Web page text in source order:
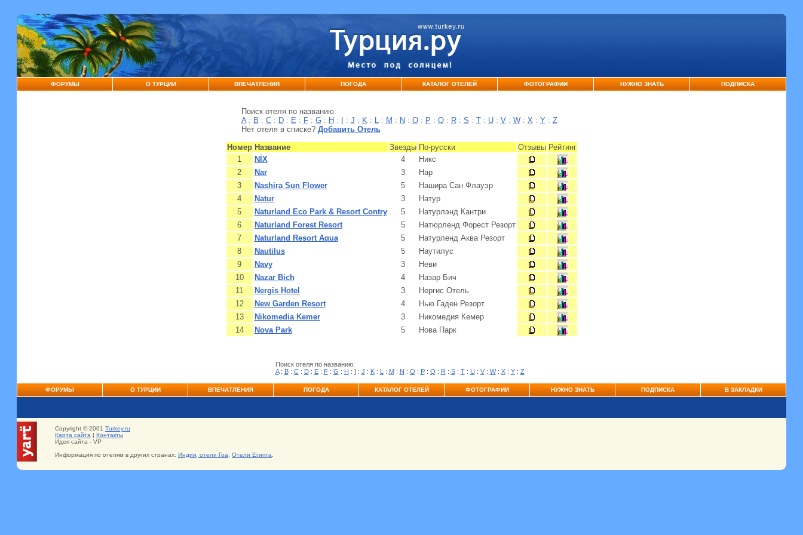
ФОРУМЫ О ТУРЦИИ ВПЕЧАТЛЕНИЯ ПОГОДА КАТАЛОГ ОТЕЛЕЙ ФОТОГРАФИИ НУЖНО ЗНАТЬ ПОДПИСКА
Поиск отеля по названию:
A: B : C: D: E : F: G: H : : J : K: L: M : N : O: P : Q: R: S : T: U: V: W: X: Y: Z
Нет отеля в списке? Добавить Отель
Номер Название Звезды По-русски Отзывы Рейтинг
1
NİX 4
Никс
2
Nar 3
Нар
3
Nashira Sun Flower 5
Нашира Сан Флауэр
4
Natur 3
Натур
5
Naturland Eco Park & Resort Contry 5
Натурлэнд Кантри
6
Naturland Forest Resort 5
Натюрленд Форест Резорт
7
Naturland Resort Aqua 5
Натурленд Аква Резорт
8
Nautilus 5
Наутилус
9
Navy 3
Неви
10
Nazar Bich 4
Назар Бич
11
Nergis Hotel 3
Нергис Отель
12
New Garden Resort 4
Нью Гаден Резорт
13
Nikomedia Kemer 3
Никомедия Кемер
14
Nova Park 5 Нова Парк
Поиск отеля по названию:
A: B: C: D: E: F: G : H : I : J : K: L : M: N : O : P: Q : R : S: T: U : V: W: X: Y: Z
ФОРУМЫ О ТУРЦИИ ВПЕЧАТЛЕНИЯ ПОГОДА КАТАЛОГ ОТЕЛЕЙ ФОТОГРАФИИ НУЖНО ЗНАТЬ ПОДПИСКА В ЗАКЛАДКИ
Copyright © 2001 Turkey.ru
Карта сайта | Контакты
Идея сайта - VP
Информация по отелям в других странах: Индия, отели Гоа Отели Египта